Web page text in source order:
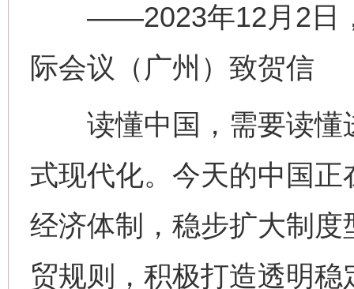
——2023年12月2日，
际会议（广州）致贺信
读懂中国，需要读懂
式现代化。今天的中国
经济体制，稳步扩大制
贸规则，积极打造透明